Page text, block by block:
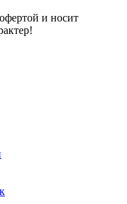
и носит